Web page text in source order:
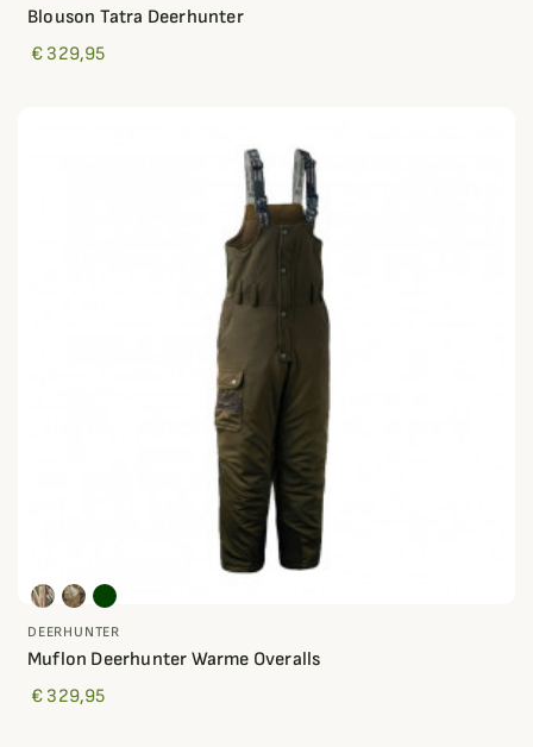
Blouson Tatra Deerhunter
€ 329,95
DEERHUNTER
Muflon Deerhunter Warme Overalls
€ 329,95